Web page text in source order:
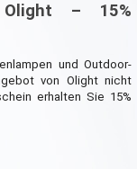
Olight – 15%
und Outdoor-
von Olight nicht
erhalten Sie 15%